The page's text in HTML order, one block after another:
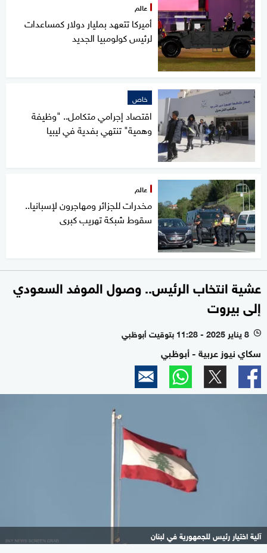
عالم
أميركا تتعهد بمليار دولار كمساعدات
لرئيس كولومبيا الجديد
خاص
اقتصاد إجرامي متكامل.. "وظيفة
وهمية" تنتهي بفدية في ليبيا
عالم
مخدرات للجزائر ومهاجرون لإسبانيا..
سقوط شبكة تهريب كبرى
عشية انتخاب الرئيس.. وصول الموفد السعودي
إلى بيروت
l 8 يناير 2025 - 11:28 بتوقيت أبوظبي
سكاي نيوز عربية - أبوظبي
آلية اختيار رئيس للجمهورية في لبنان